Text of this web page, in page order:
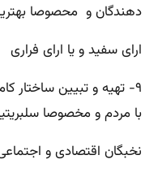
دهندگان و محصوصا
ارای سفید و یا ارای فراری
۹- تهیه و تبیین ساختار
با مردم و مخصوصا
نخبگان اقتصادی و